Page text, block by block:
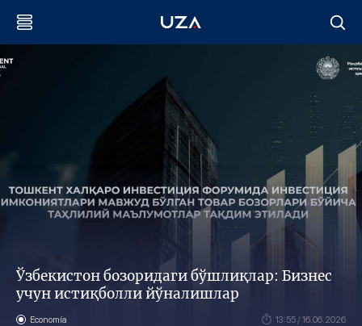
Ўзбекистон бозоридаги бўшлиқлар: Бизнес
учун истиқболли йўналишлар
Economía 13:55 / 16.06.2026